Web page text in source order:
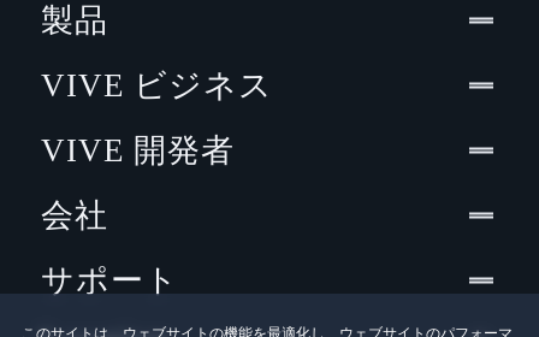
このサイトは、ウェブサイトの機能を最適化し、ウェブサイトのパフォーマ
製品
VIVE ビジネス
VIVE 開発者
会社
サポート